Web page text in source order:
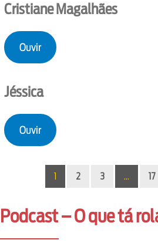
Cristiane Magalhães
Ouvir
Jéssica
Ouvir
1 2 3 … 17
Podcast – O que tá